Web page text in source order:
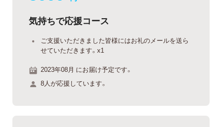
気持ちで応援コース
ご支援いただきました皆様にはお礼のメールを送ら
せていただきます。x1
2023年08月 にお届け予定です。
8人が応援しています。